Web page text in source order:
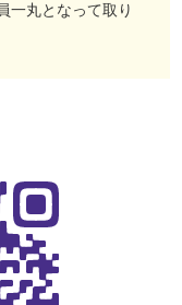
一丸となって取り